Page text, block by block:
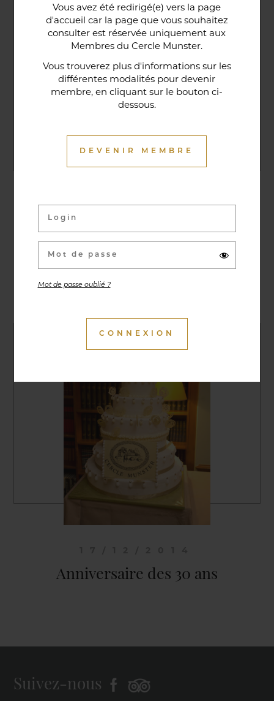
Vous avez été redirigé(e) vers la page
d'accueil car la page que vous souhaitez
consulter est réservée uniquement aux
Membres du Cercle Munster.
Vous trouverez plus d'informations sur les
différentes modalités pour devenir
membre, en cliquant sur le bouton ci-
dessous.
DEVENIR MEMBRE
Mot de passe oublié ?
Classic Cars Night Run
Anniversaire des 30 ans
Suivez-nous